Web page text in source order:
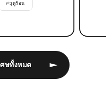
ษทั้งหมด
#ฤดูร้อน